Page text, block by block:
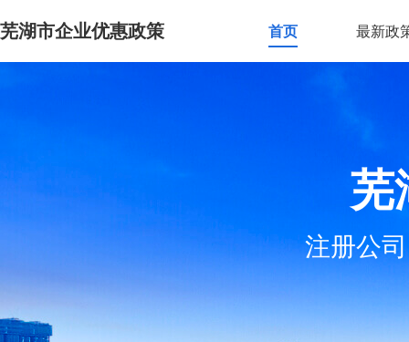
芜湖市企业优惠政策 首页 最新政
芜
注册公